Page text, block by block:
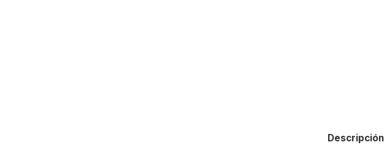
Descripción